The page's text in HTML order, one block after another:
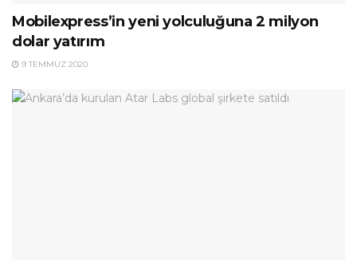
Mobilexpress’in yeni yolculuğuna 2 milyon
dolar yatırım
9 TEMMUZ 2020